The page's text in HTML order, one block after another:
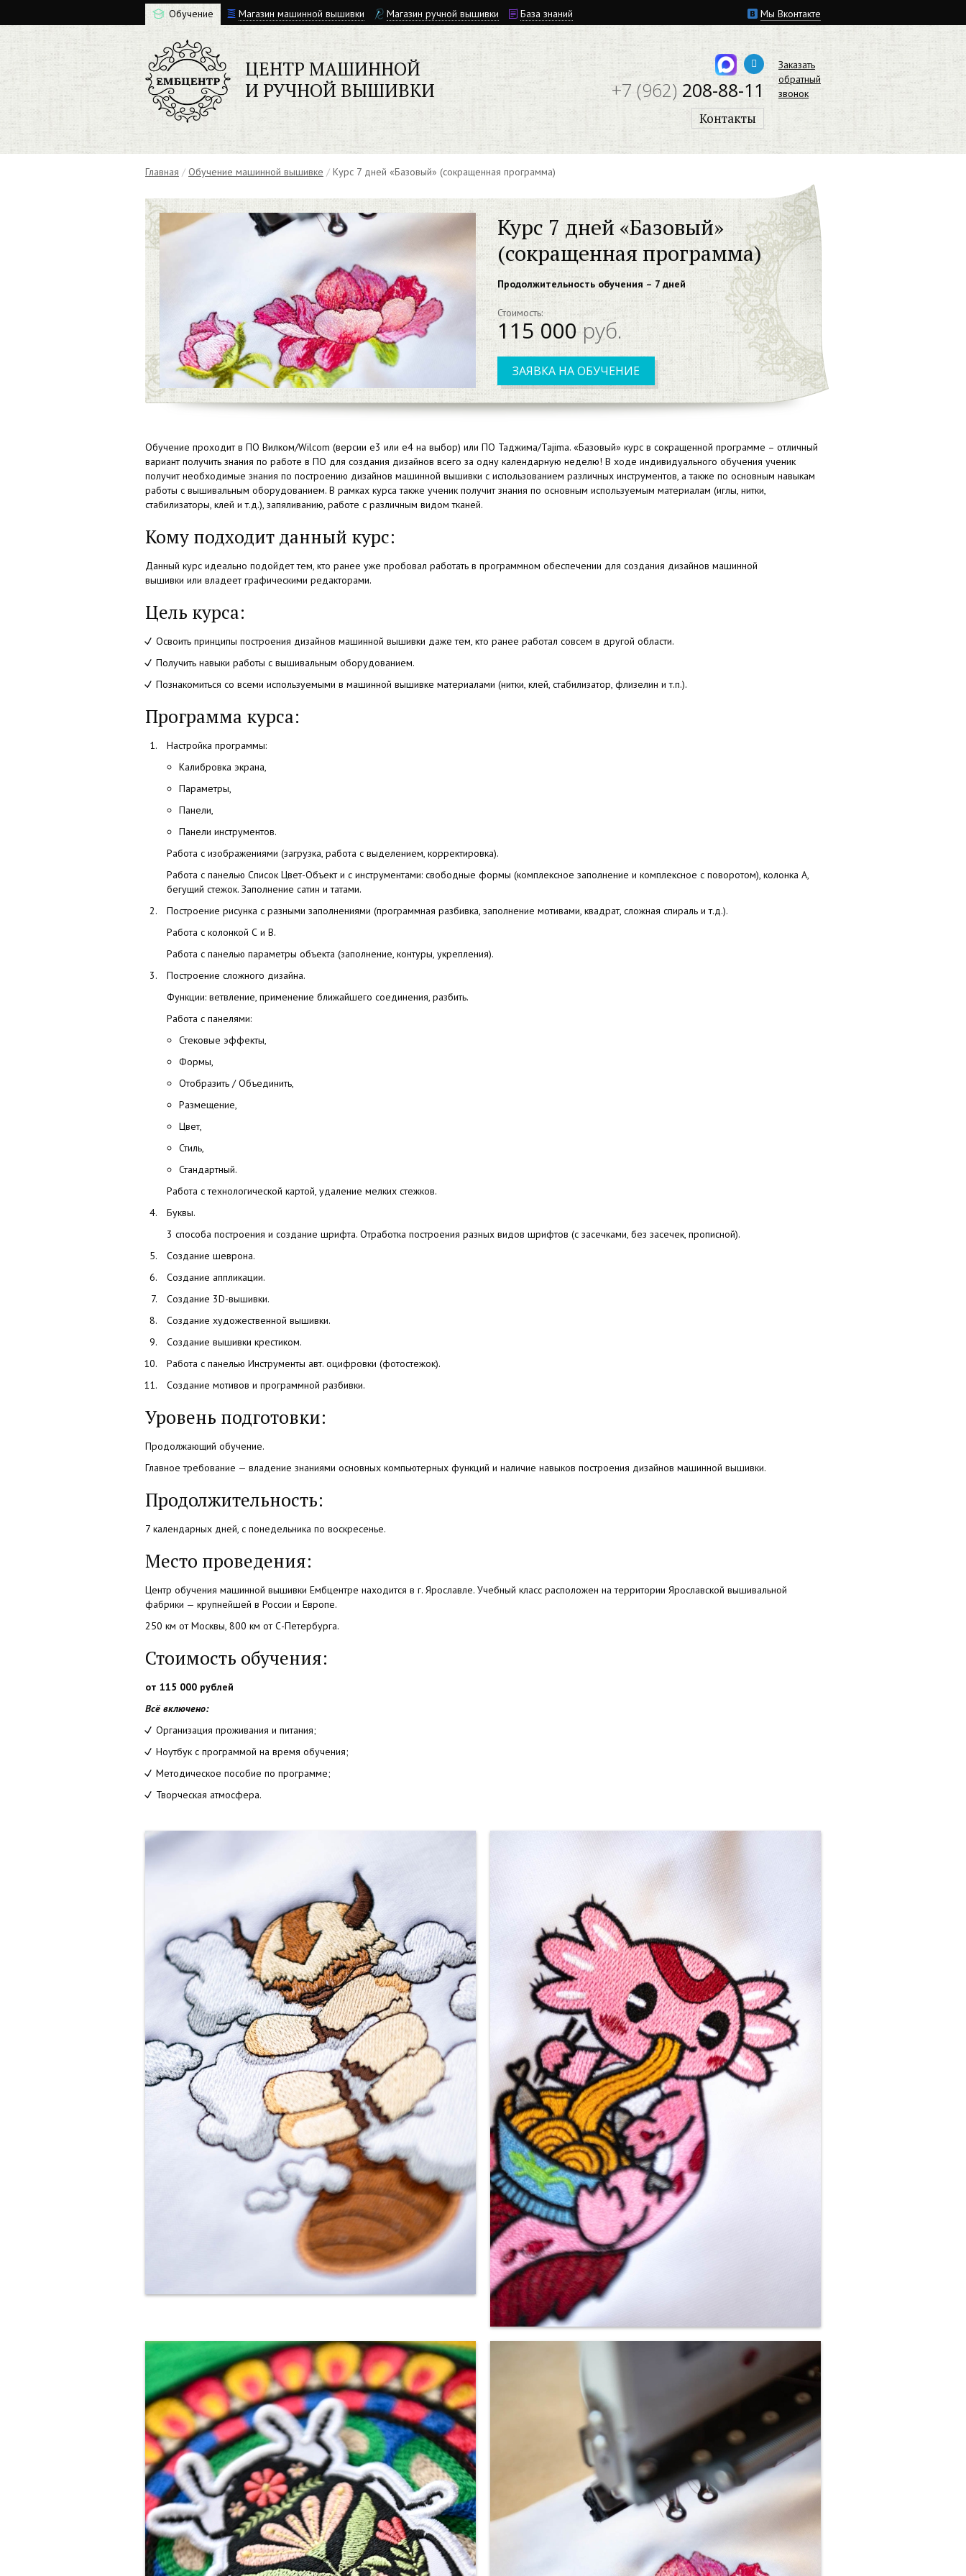
Мы Вконтакте
Обучение Магазин машинной вышивки Магазин ручной вышивки База знаний
ЦЕНТР МАШИННОЙ
И РУЧНОЙ ВЫШИВКИ
Заказать
обратный
звонок
+7 (962) 208-88-11
Контакты
Главная / Обучение машинной вышивке / Курс 7 дней «Базовый» (сокращенная программа)
Курс 7 дней «Базовый»
(сокращенная программа)
Продолжительность обучения – 7 дней
Стоимость:
115 000руб.
ЗАЯВКА НА ОБУЧЕНИЕ
Обучение проходит в ПО Вилком/Wilcom (версии е3 или е4 на выбор) или ПО Таджима/Tajima. «Базовый» курс в сокращенной программе – отличный
вариант получить знания по работе в ПО для создания дизайнов всего за одну календарную неделю! В ходе индивидуального обучения ученик
получит необходимые знания по построению дизайнов машинной вышивки с использованием различных инструментов, а также по основным навыкам
работы с вышивальным оборудованием. В рамках курса также ученик получит знания по основным используемым материалам (иглы, нитки,
стабилизаторы, клей и т.д.), запяливанию, работе с различным видом тканей.
Кому подходит данный курс:
Данный курс идеально подойдет тем, кто ранее уже пробовал работать в программном обеспечении для создания дизайнов машинной
вышивки или владеет графическими редакторами.
Цель курса:
Освоить принципы построения дизайнов машинной вышивки даже тем, кто ранее работал совсем в другой области.
Получить навыки работы с вышивальным оборудованием.
Познакомиться со всеми используемыми в машинной вышивке материалами (нитки, клей, стабилизатор, флизелин и т.п.).
Программа курса:
Настройка программы:
Калибровка экрана,
Параметры,
Панели,
Панели инструментов.
Работа с изображениями (загрузка, работа с выделением, корректировка).
Работа с панелью Список Цвет-Объект и с инструментами: свободные формы (комплексное заполнение и комплексное с поворотом), колонка А,
бегущий стежок. Заполнение сатин и татами.
Построение рисунка с разными заполнениями (программная разбивка, заполнение мотивами, квадрат, сложная спираль и т.д.).
Работа с колонкой С и В.
Работа с панелью параметры объекта (заполнение, контуры, укрепления).
Построение сложного дизайна.
Функции: ветвление, применение ближайшего соединения, разбить.
Работа с панелями:
Стековые эффекты,
Формы,
Отобразить / Объединить,
Размещение,
Цвет,
Стиль,
Стандартный.
Работа с технологической картой, удаление мелких стежков.
Буквы.
3 способа построения и создание шрифта. Отработка построения разных видов шрифтов (с засечками, без засечек, прописной).
Создание шеврона.
Создание аппликации.
Создание 3D-вышивки.
Создание художественной вышивки.
Создание вышивки крестиком.
Работа с панелью Инструменты авт. оцифровки (фотостежок).
Создание мотивов и программной разбивки.
Уровень подготовки:
Продолжающий обучение.
Главное требование — владение знаниями основных компьютерных функций и наличие навыков построения дизайнов машинной вышивки.
Продолжительность:
7 календарных дней, с понедельника по воскресенье.
Место проведения:
Центр обучения машинной вышивки Ембцентре находится в г. Ярославле. Учебный класс расположен на территории Ярославской вышивальной
фабрики — крупнейшей в России и Европе.
250 км от Москвы, 800 км от С-Петербурга.
Стоимость обучения:
от 115 000 рублей
Всё включено:
Организация проживания и питания;
Ноутбук с программой на время обучения;
Методическое пособие по программе;
Творческая атмосфера.